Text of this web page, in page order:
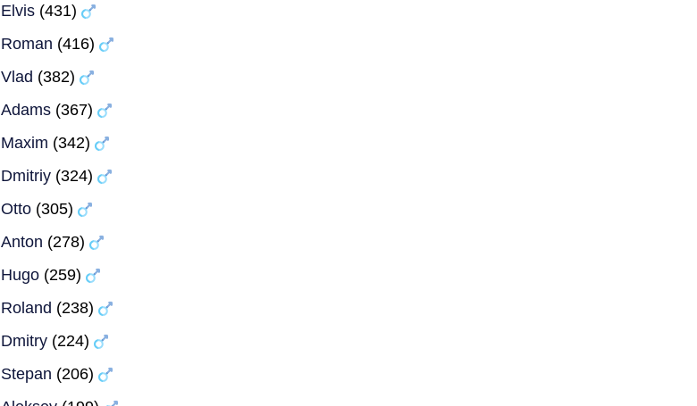
Elvis(431)
Roman (416)
Vlad (382)
Adams(367)
Maxim (342)
Dmitriy(324)
Otto(305)
Anton (278)
Hugo(259)
Roland (238)
Dmitry(224)
Stepan (206)